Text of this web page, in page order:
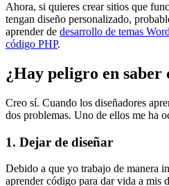
Ahora, si quieres crear sitios que
tengan diseño personalizado,
aprender de desarrollo de temas
código PHP.
¿Hay peligro en saber
Creo sí. Cuando los diseñadores
dos problemas. Uno de ellos me ha
1. Dejar de diseñar
Debido a que yo trabajo de manera
aprender código para dar vida a mis